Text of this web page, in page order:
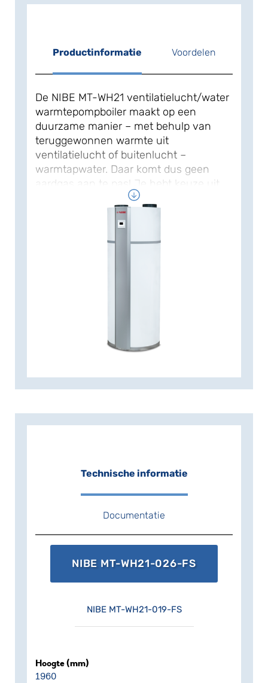
Productinformatie Voordelen
De NIBE MT-WH21 ventilatielucht/water
warmtepompboiler maakt op een
duurzame manier – met behulp van
teruggewonnen warmte uit
ventilatielucht of buitenlucht –
warmtapwater. Daar komt dus geen
aardgas aan te pas! Je hebt keuze uit
twee versies met een inhoud van 190 of
260 liter. De warmtepompboiler werkt
heel efficiënt. Maakt de NIBE MT-WH21
gebruik van ventilatielucht, dan
werken. In dat geval bedraagt de COP
(bij een buitentemperatuur van 7°C) nog
(optioneel), een ingebouwde spiraal voor
het aansluiten van thermische
bij het ontwerp van de
zeer hoog rendement – beperking van
het geluidsniveau. De MT-WH21 is dan
warmtepompboilers in de markt!
Technische informatie
Documentatie
NIBE MT-WH21-026-FS
NIBE MT-WH21-019-FS
Hoogte (mm)
1960